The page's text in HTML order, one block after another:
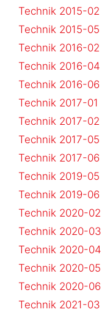
Technik 2015-02
Technik 2015-05
Technik 2016-02
Technik 2016-04
Technik 2016-06
Technik 2017-01
Technik 2017-02
Technik 2017-05
Technik 2017-06
Technik 2019-05
Technik 2019-06
Technik 2020-02
Technik 2020-03
Technik 2020-04
Technik 2020-05
Technik 2020-06
Technik 2021-03